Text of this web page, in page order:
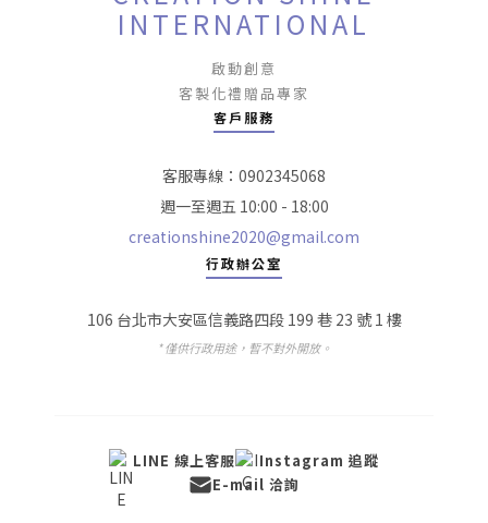
INTERNATIONAL
啟動創意
客製化禮贈品專家
客戶服務
客服專線：0902345068
週一至週五 10:00 - 18:00
creationshine2020@gmail.com
行政辦公室
106 台北市大安區信義路四段 199 巷 23 號 1 樓
* 僅供行政用途，暫不對外開放。
LINE 線上客服
Instagram 追蹤
E-mail 洽詢